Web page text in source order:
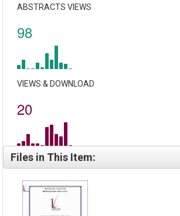
ABSTRACTS VIEWS
98
VIEWS & DOWNLOAD
20
Files in This Item: